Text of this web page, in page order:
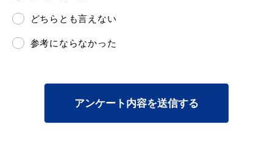
気象情報リンク集
どちらとも言えない
参考にならなかった
アンケート内容を送信する